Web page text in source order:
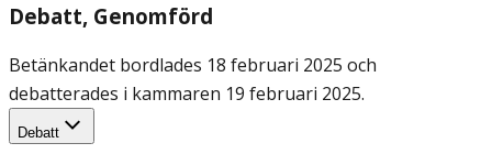
Debatt, Genomförd
Betänkandet bordlades 18 februari 2025 och
debatterades i kammaren 19 februari 2025.
Debatt